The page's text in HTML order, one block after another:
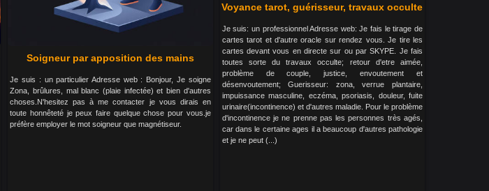
Soigneur par apposition des mains
Je suis : un particulier Adresse web : Bonjour, Je soigne
Zona, brûlures, mal blanc (plaie infectée) et bien d'autres
choses.N'hesitez pas à me contacter je vous dirais en
toute honnêteté je peux faire quelque chose pour vous.je
préfère employer le mot soigneur que magnétiseur.
Voyance tarot, guérisseur, travaux occulte
Je suis: un professionnel Adresse web: Je fais le tirage de
cartes tarot et d'autre oracle sur rendez vous. Je tire les
cartes devant vous en directe sur ou par SKYPE. Je fais
toutes sorte du travaux occulte; retour d'etre aimée,
problème de couple, justice, envoutement et
désenvoutement; Guerisseur: zona, verrue plantaire,
impuissance masculine, eczéma, psoriasis, douleur, fuite
urinaire(incontinence) et d'autres maladie. Pour le problème
d'incontinence je ne prenne pas les personnes très agés,
car dans le certaine ages il a beaucoup d'autres pathologie
et je ne peut (...)